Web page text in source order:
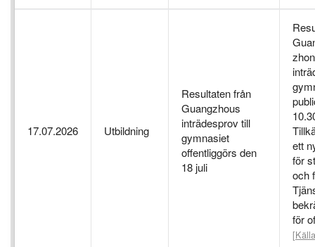
17.07.2026 Utbildning
Resultaten från
Guangzhous
inträdesprov till
gymnasiet
offentliggörs den
18 juli
ett
för
och
för